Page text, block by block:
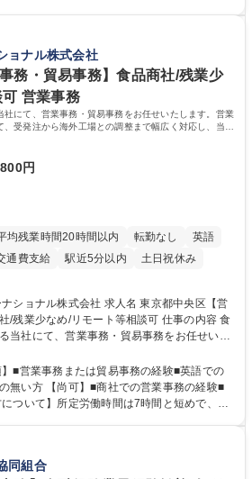
産業医面談、休職・復職手続き等の労務サ
各種社内案内■その他、拠点運営に関わる管理
グループであり福利厚生は充実しているとと
：大学院 大学 高専
：
ョナル株式会社
務・貿易事務】食品商社/残業少
営業事務
にて、営業事務・貿易事務をお任せいたします。営業
受発注から海外工場との調整まで幅広く対応し、当社
円
均残業時間20時間以内 転勤なし
英語
通費支給 駅近5分以内 土日祝休み
社 求人名 東京都中央区【営
なめ/リモート等相談可 仕事の内容 食
当社にて、営業事務・貿易事務をお任せいた
ポジションとして、受発注から海外工場との
の根幹を支えていただきます。 ■受発注
とのスケジュール調整 ■在庫管理 ■輸入書類
業者を通して行う輸出入業全般 ■倉庫との
、商品に関わる全ての業務をサポート頂きま
■営業事務または貿易事務の経験■英語での
無い方 【尚可】■商社での営業事務の経験■
外食産業を中心としたお客様の多様なニー
産・輸入・販売を一貫して手掛けています。
同組合